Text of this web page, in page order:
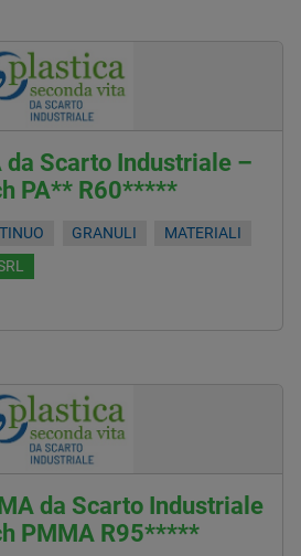
da Scarto Industriale –
PA** R60*****
GRANULI
MATERIALI
da Scarto Industriale
PMMA R95*****